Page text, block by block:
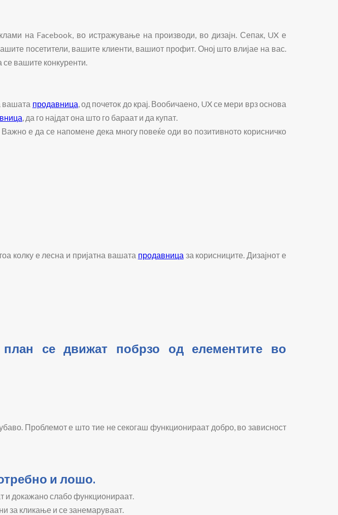
на Facebook, во истражување на производи, во дизајн. Сепак, UX е
посетители, вашите клиенти, вашиот профит. Оној што влијае на вас.
се вашите конкуренти.
вашата продавница, од почеток до крај. Вообичаено, UX се мери врз основа
, да го најдат она што го бараат и да купат.
е да се напомене дека многу повеќе оди во позитивното корисничко
колку е лесна и пријатна вашата продавница за корисниците. Дизајнот е
се движат побрзо од елементите во
Проблемот е што тие не секогаш функционираат добро, во зависност
и лошо.
и докажано слабо функционираат.
за кликање и се занемаруваат.